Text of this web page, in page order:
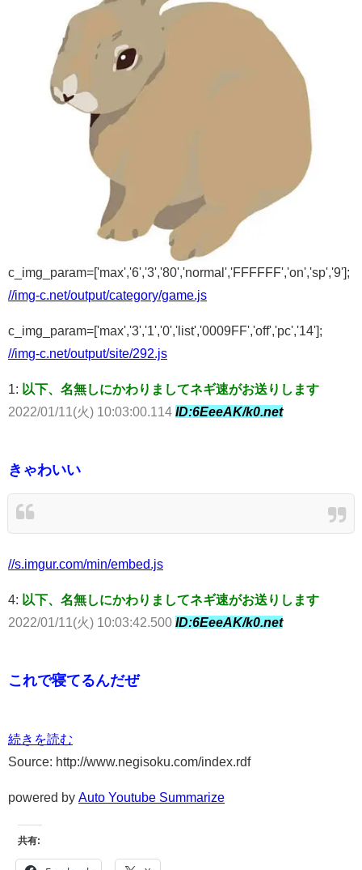
c_img_param=['max','6','3','80','normal','FFFFFF','on','sp','9'];
//img-c.net/output/category/game.js
c_img_param=['max','3','1','0','list','0009FF','off','pc','14'];
//img-c.net/output/site/292.js
1: 以下、名無しにかわりましてネギ速がお送りします
2022/01/11(火) 10:03:00.114 ID:6EeeAK/k0.net
きゃわいい
//s.imgur.com/min/embed.js
4: 以下、名無しにかわりましてネギ速がお送りします
2022/01/11(火) 10:03:42.500 ID:6EeeAK/k0.net
これで寝てるんだぜ
続きを読む
Source: http://www.negisoku.com/index.rdf
powered by Auto Youtube Summarize
共有: